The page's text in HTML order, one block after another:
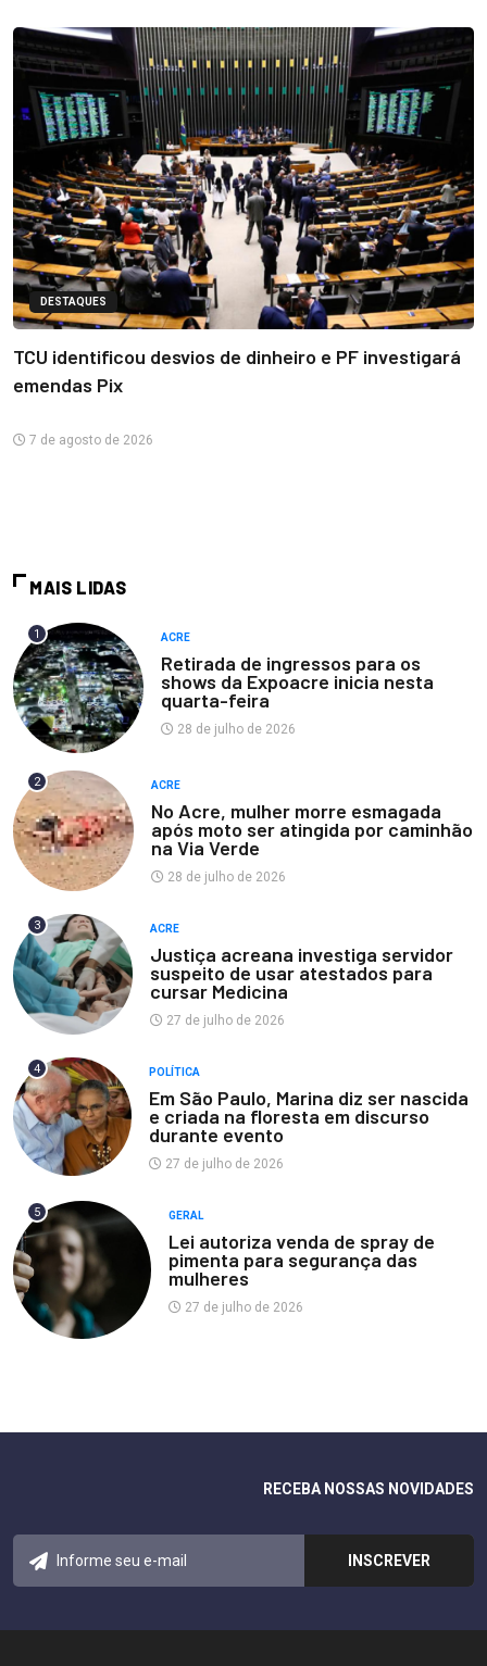
DESTAQUES
TCU identificou desvios de dinheiro e PF investigará
emendas Pix
7 de agosto de 2026
MAIS LIDAS
1 ACRE
Retirada de ingressos para os
shows da Expoacre inicia nesta
quarta-feira
28 de julho de 2026
2 ACRE
No Acre, mulher morre esmagada
após moto ser atingida por caminhão
na Via Verde
28 de julho de 2026
3 ACRE
Justiça acreana investiga servidor
suspeito de usar atestados para
cursar Medicina
27 de julho de 2026
4 POLÍTICA
Em São Paulo, Marina diz ser nascida
e criada na floresta em discurso
durante evento
27 de julho de 2026
5 GERAL
Lei autoriza venda de spray de
pimenta para segurança das
mulheres
27 de julho de 2026
RECEBA NOSSAS NOVIDADES